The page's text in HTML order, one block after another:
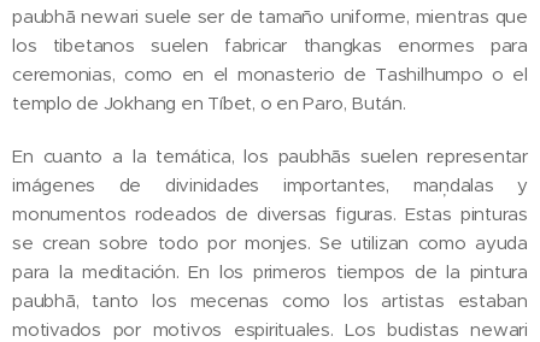
paubhā newari suele ser de tamaño uniforme, mientras que
los tibetanos suelen fabricar thangkas enormes para
ceremonias, como en el monasterio de Tashilhumpo o el
templo de Jokhang en Tíbet, o en Paro, Bután.
En cuanto a la temática, los paubhās suelen representar
imágenes de divinidades importantes, maņdalas y
monumentos rodeados de diversas figuras. Estas pinturas
se crean sobre todo por monjes. Se utilizan como ayuda
para la meditación. En los primeros tiempos de la pintura
paubhā, tanto los mecenas como los artistas estaban
motivados por motivos espirituales. Los budistas newari